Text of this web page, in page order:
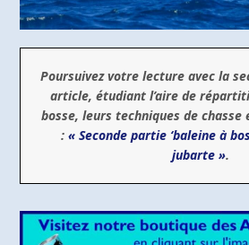
Poursuivez votre lecture avec la
article, étudiant l’aire de
bosse, leurs techniques de
: « Seconde partie ‘baleine à
jubarte ».